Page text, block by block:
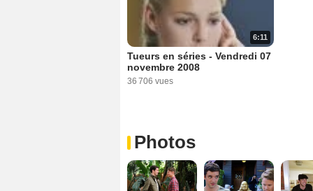
6:11
Tueurs en séries - Vendredi 07
novembre 2008
36 706 vues
Photos